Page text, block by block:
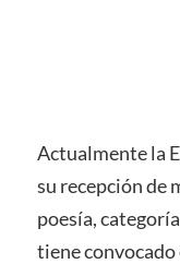
Actualmente la
su recepción de
poesía,
tiene convocado